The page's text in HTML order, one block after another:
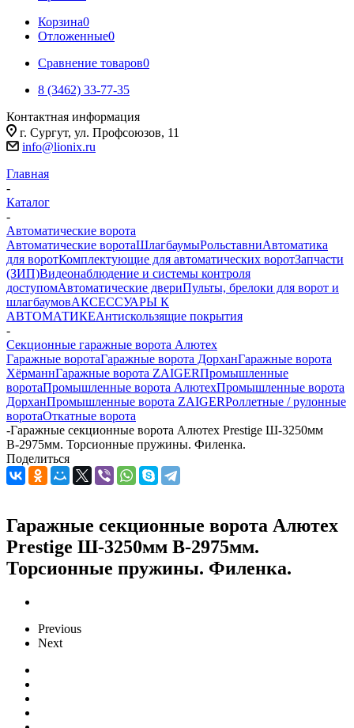
Корзина0
Отложенные0
Сравнение товаров0
8 (3462) 33-77-35
Контактная информация
г. Сургут, ул. Профсоюзов, 11
info@lionix.ru
Главная
-
Каталог
-
Автоматические ворота
Автоматические воротаШлагбаумыРольставниАвтоматика
для воротКомплектующие для автоматических воротЗапчасти
(ЗИП)Видеонаблюдение и системы контроля
доступомАвтоматические двериПульты, брелоки для ворот и
шлагбаумовАКСЕССУАРЫ К
АВТОМАТИКЕАнтискользящие покрытия
-
Секционные гаражные ворота Алютех
Гаражные воротаГаражные ворота ДорханГаражные ворота
ХёрманнГаражные ворота ZAIGERПромышленные
воротаПромышленные ворота АлютехПромышленные ворота
ДорханПромышленные ворота ZAIGERРоллетные / рулонные
воротаОткатные ворота
-Гаражные секционные ворота Алютех Prestige Ш-3250мм
В-2975мм. Торсионные пружины. Филенка.
Поделиться
Гаражные секционные ворота Алютех
Prestige Ш-3250мм В-2975мм.
Торсионные пружины. Филенка.
Previous
Next